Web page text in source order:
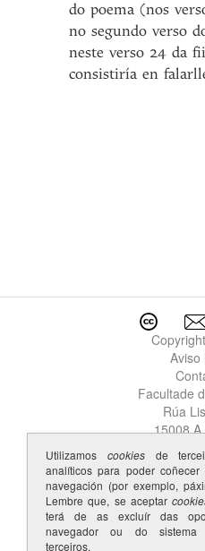
do poema (nos
no segundo verso
neste verso 24 da
consistiría en
Aviso
Facultade
Rúa
15008
Utilizamos cookiesde
analíticos para poder
navegación (por exemplo,
Lembre que, se aceptar
terá de as excluír das
navegador ou do sistema
terceiros.